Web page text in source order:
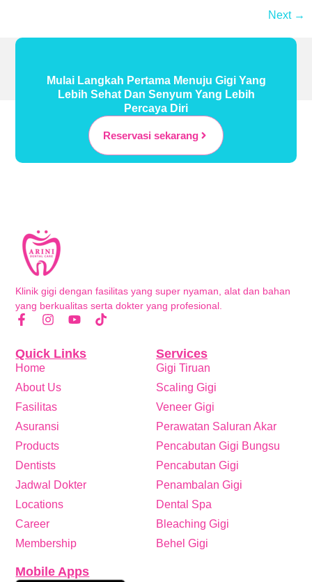
Next →
Mulai Langkah Pertama Menuju Gigi Yang
Lebih Sehat Dan Senyum Yang Lebih
Percaya Diri
Reservasi sekarang
Klinik gigi dengan fasilitas yang super nyaman, alat dan bahan
yang berkualitas serta dokter yang profesional.
Services
Gigi Tiruan
Scaling Gigi
Veneer Gigi
Perawatan Saluran Akar
Pencabutan Gigi Bungsu
Pencabutan Gigi
Penambalan Gigi
Dental Spa
Bleaching Gigi
Behel Gigi
Quick Links
Home
About Us
Fasilitas
Asuransi
Products
Dentists
Jadwal Dokter
Locations
Career
Membership
Mobile Apps